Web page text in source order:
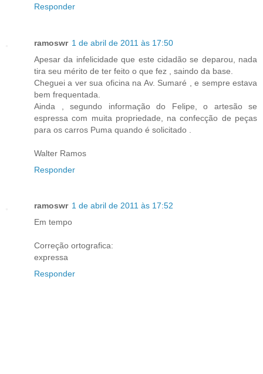
Responder
ramoswr 1 de abril de 2011 às 17:50
Apesar da infelicidade que este cidadão se deparou, nada
tira seu mérito de ter feito o que fez , saindo da base.
Cheguei a ver sua oficina na Av. Sumaré , e sempre estava
bem frequentada.
Ainda , segundo informação do Felipe, o artesão se
espressa com muita propriedade, na confecção de peças
para os carros Puma quando é solicitado .
Walter Ramos
Responder
ramoswr 1 de abril de 2011 às 17:52
Em tempo
Correção ortografica:
expressa
Responder